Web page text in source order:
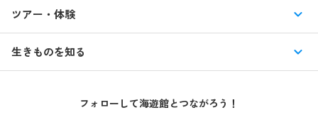
交通アクセス・駐車場
館内情報
よくある質問・お問い合わせ
特別企画展
はじめての海遊館
ツアー・体験
海遊館ガイドツアー
音声ガイド / 海遊館探検隊 すたんぷノート
生きものを知る
環境保全への取り組みフォローして海遊館とつながろう！